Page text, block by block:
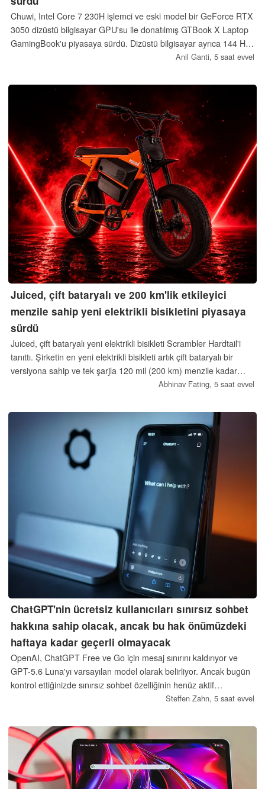
Chuwi, Intel Core 7 230H işlemci ve eski model bir GeForce RTX
3050 dizüstü bilgisayar GPU'su ile donatılmış GTBook X Laptop
GamingBook'u piyasaya sürdü. Dizüstü bilgisayar ayrıca 144 Hz
ekran, yükseltilebilir DDR5 bellek ve iki adet M.2 SSD yuvasına
Anil Ganti, 5 saat evvel
Juiced, çift bataryalı ve 200 km'lik etkileyici
menzile sahip yeni elektrikli bisikletini piyasaya
sürdü
Juiced, çift bataryalı yeni elektrikli bisikleti Scrambler Hardtail'i
tanıttı. Şirketin en yeni elektrikli bisikleti artık çift bataryalı bir
versiyona sahip ve tek şarjla 120 mil (200 km) menzile kadar
ulaşabiliyor. Ayrıca, 90 Nm tork üreten 1.764 W'lık bir arka göbek
Abhinav Fating, 5 saat evvel
ChatGPT'nin ücretsiz kullanıcıları sınırsız sohbet
hakkına sahip olacak, ancak bu hak önümüzdeki
haftaya kadar geçerli olmayacak
OpenAI, ChatGPT Free ve Go için mesaj sınırını kaldırıyor ve
GPT-5.6 Luna'yı varsayılan model olarak belirliyor. Ancak bugün
kontrol ettiğinizde sınırsız sohbet özelliğinin henüz aktif
olmadığını göreceksiniz: bu özellik 10 Ağustos haftasında
devam ettiği alanlar.
Steffen Zahn, 5 saat evvel